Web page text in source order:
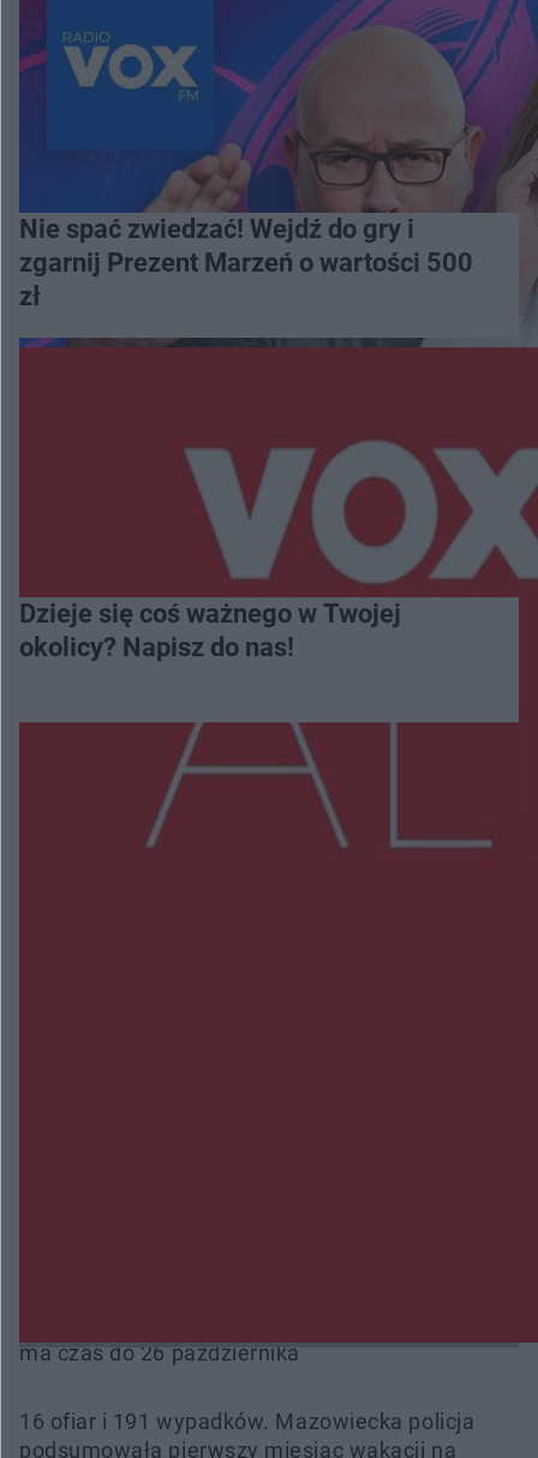
Nie spać zwiedzać! Wejdź do gry i
zgarnij Prezent Marzeń o wartości 500
zł
Dzieje się coś ważnego w Twojej
okolicy? Napisz do nas!
Więcej
ma czas do 26 października
16 ofiar i 191 wypadków. Mazowiecka policja
podsumowała pierwszy miesiąc wakacji na